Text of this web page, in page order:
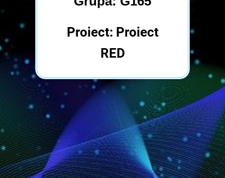
Proiect: Proiect
RED